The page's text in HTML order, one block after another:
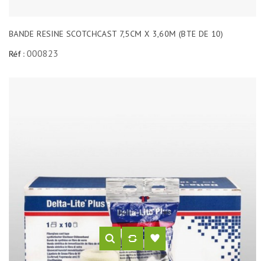
BANDE RESINE SCOTCHCAST 7,5CM X 3,60M (BTE DE 10)
Réf : 000823